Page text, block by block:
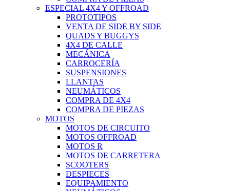
ESPECIAL 4X4 Y OFFROAD
PROTOTIPOS
VENTA DE SIDE BY SIDE
QUADS Y BUGGYS
4X4 DE CALLE
MECÁNICA
CARROCERÍA
SUSPENSIONES
LLANTAS
NEUMÁTICOS
COMPRA DE 4X4
COMPRA DE PIEZAS
MOTOS
MOTOS DE CIRCUITO
MOTOS OFFROAD
MOTOS R
MOTOS DE CARRETERA
SCOOTERS
DESPIECES
EQUIPAMIENTO